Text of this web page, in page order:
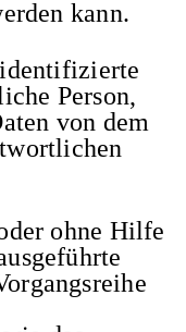
kann.
Person,
von dem
ohne Hilfe